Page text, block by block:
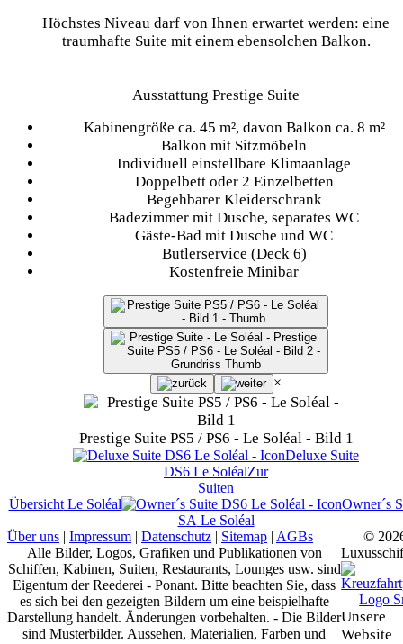
Höchstes Niveau darf von Ihnen erwartet werden: eine
traumhafte Suite mit einem ebensolchen Balkon.
Ausstattung Prestige Suite
Kabinengröße ca. 45 m², davon Balkon ca. 8 m²
Balkon mit Sitzmöbeln
Individuell einstellbare Klimaanlage
Doppelbett oder 2 Einzelbetten
Begehbarer Kleiderschrank
Badezimmer mit Dusche, separates WC
Gäste-Bad mit Dusche und WC
Butlerservice (Deck 6)
Kostenfreie Minibar
×
Prestige Suite PS5 / PS6 - Le Soléal - Bild 1
Deluxe Suite
DS6 Le SoléalZur
Suiten
ÜbersichtLe Soléal
Owner´s
SA Le Soléal
Über uns | Impressum | Datenschutz | Sitemap | AGBs
Alle Bilder, Logos, Grafiken und Publikationen von
Schiffen, Kabinen, Suiten, Restaurants, Lounges usw. sind
Eigentum der Reederei - Ponant. Bitte beachten Sie, dass
es sich bei den gezeigten Bildern um eine beispielhafte
Darstellung handelt. Änderungen vorbehalten. - Die Bilder
sind Musterbilder. Aussehen, Materialien, Farben und
©
Unsere
Website